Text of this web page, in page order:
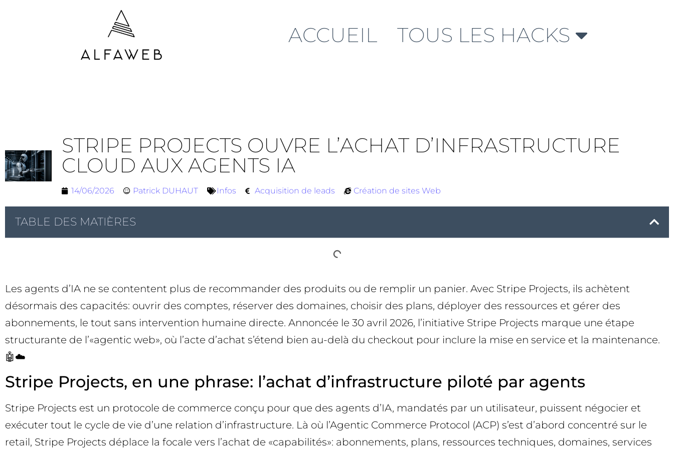
ACCUEIL TOUS LES HACKS
STRIPE PROJECTS OUVRE L’ACHAT D’INFRASTRUCTURE
CLOUD AUX AGENTS IA
14/06/2026 Patrick DUHAUT Infos Acquisition de leads Création de sites Web
TABLE DES MATIÈRES
Les agents d’IA ne se contentent plus de recommander des produits ou de remplir un panier. Avec Stripe Projects, ils achètent
désormais des capacités: ouvrir des comptes, réserver des domaines, choisir des plans, déployer des ressources et gérer des
abonnements, le tout sans intervention humaine directe. Annoncée le 30 avril 2026, l’initiative Stripe Projects marque une étape
structurante de l’«agentic web», où l’acte d’achat s’étend bien au-delà du checkout pour inclure la mise en service et la maintenance.
🤖☁️
Stripe Projects, en une phrase: l’achat d’infrastructure piloté par agents
Stripe Projects est un protocole de commerce conçu pour que des agents d’IA, mandatés par un utilisateur, puissent négocier et
exécuter tout le cycle de vie d’une relation d’infrastructure. Là où l’Agentic Commerce Protocol (ACP) s’est d’abord concentré sur le
retail, Stripe Projects déplace la focale vers l’achat de «capabilités»: abonnements, plans, ressources techniques, domaines, services